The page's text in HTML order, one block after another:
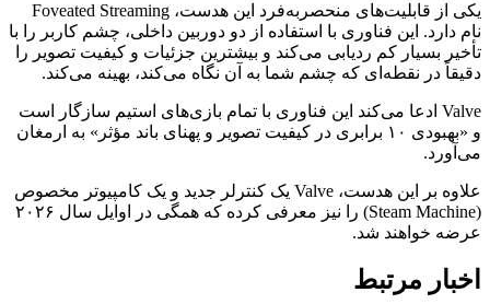
یکی از قابلیت‌های منحصربه‌فرد این هدست، Foveated Streaming
نام دارد. این فناوری با استفاده از دو دوربین داخلی، چشم کاربر را با
تأخیر بسیار کم ردیابی می‌کند و بیشترین جزئیات و کیفیت تصویر را
دقیقاً در نقطه‌ای که چشم شما به آن نگاه می‌کند، بهینه می‌کند.
Valve ادعا می‌کند این فناوری با تمام بازی‌های استیم سازگار است
و «بهبودی ۱۰ برابری در کیفیت تصویر و پهنای باند مؤثر» به ارمغان
می‌آورد.
علاوه بر این هدست، Valve یک کنترلر جدید و یک کامپیوتر مخصوص
(Steam Machine) را نیز معرفی کرده که همگی در اوایل سال ۲۰۲۶
عرضه خواهند شد.
اخبار مرتبط